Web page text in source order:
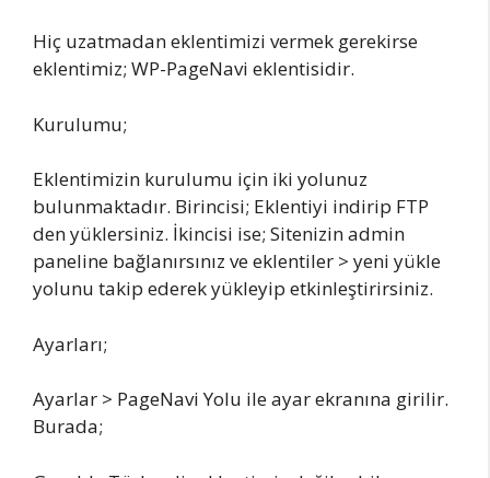
Hiç uzatmadan eklentimizi vermek gerekirse
eklentimiz; WP-PageNavi eklentisidir.
Kurulumu;
Eklentimizin kurulumu için iki yolunuz
bulunmaktadır. Birincisi; Eklentiyi indirip FTP
den yüklersiniz. İkincisi ise; Sitenizin admin
paneline bağlanırsınız ve eklentiler > yeni yükle
yolunu takip ederek yükleyip etkinleştirirsiniz.
Ayarları;
Ayarlar > PageNavi Yolu ile ayar ekranına girilir.
Burada;